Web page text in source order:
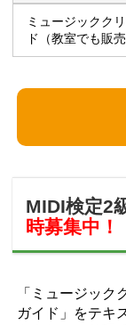
ミュージックク
ド（教室でも販
MIDI検定2
時募集中！
「ミュージッ
ガイド」をテキ